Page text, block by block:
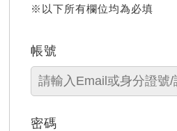
※以下所有欄位均為必填
帳號
密碼